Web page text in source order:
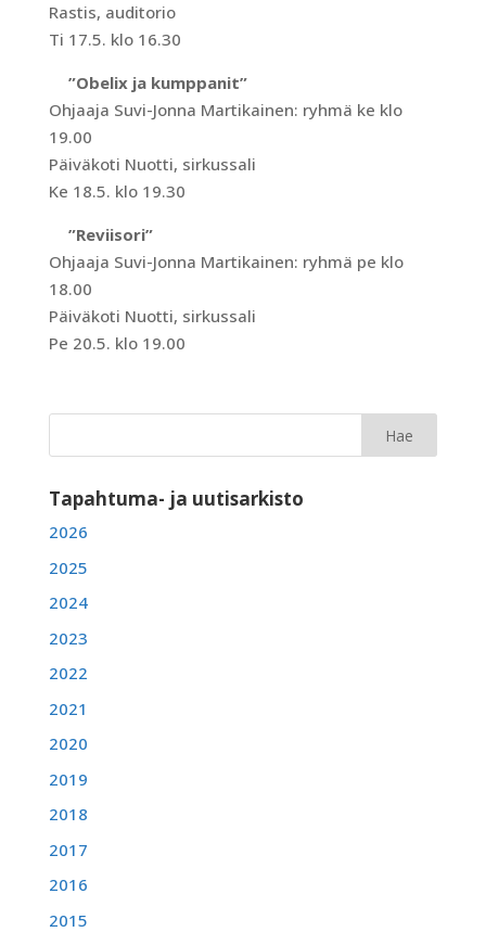
Rastis, auditorio
Ti 17.5. klo 16.30
”Obelix ja kumppanit”
Ohjaaja Suvi-Jonna Martikainen: ryhmä ke klo
19.00
Päiväkoti Nuotti, sirkussali
Ke 18.5. klo 19.30
”Reviisori”
Ohjaaja Suvi-Jonna Martikainen: ryhmä pe klo
18.00
Päiväkoti Nuotti, sirkussali
Pe 20.5. klo 19.00
Tapahtuma- ja uutisarkisto
2026
2025
2024
2023
2022
2021
2020
2019
2018
2017
2016
2015